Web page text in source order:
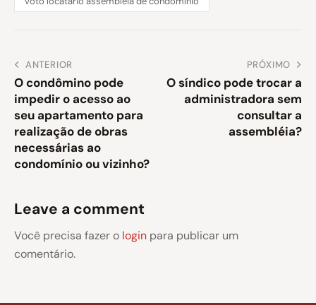
ANTERIOR
O condômino pode
impedir o acesso ao
seu apartamento para
realização de obras
necessárias ao
condomínio ou vizinho?
PRÓXIMO
O síndico pode trocar a
administradora sem
consultar a
assembléia?
Leave a comment
Você precisa fazer o login para publicar um
comentário.